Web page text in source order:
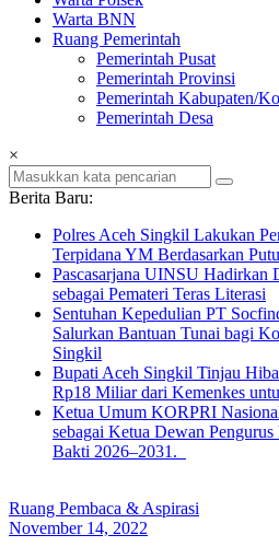
Warta BNN
Ruang Pemerintah
Pemerintah Pusat
Pemerintah Provinsi
Pemerintah Kabupaten/
Pemerintah Desa
×
Berita Baru:
Polres Aceh Singkil Lakukan
Terpidana YM Berdasarkan
Pascasarjana UINSU
sebagai Pemateri Teras Literasi
Sentuhan Kepedulian PT
Salurkan Bantuan Tunai bagi
Singkil
Bupati Aceh Singkil Tinjau
Rp18 Miliar dari Kemenkes
Ketua Umum KORPRI
sebagai Ketua Dewan
Bakti 2026–2031.
Ruang Pembaca & Aspirasi
November 14, 2022